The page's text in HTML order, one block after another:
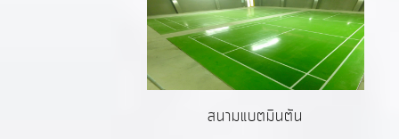
สนามแบตมินตัน